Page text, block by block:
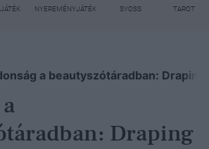
NYEREMÉNYJÁTÉK SYOSS TAROT
a beautyszótáradban: Draping
Draping